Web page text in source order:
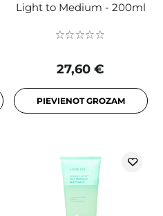
Light to Medium - 200ml
27,60 €
PIEVIENOT GROZAM